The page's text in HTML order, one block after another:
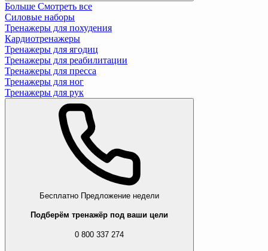
Больше Смотреть все
Силовые наборы
Тренажеры для похудения
Кардиотренажеры
Тренажеры для ягодиц
Тренажеры для реабилитации
Тренажеры для пресса
Тренажеры для ног
Тренажеры для рук
Бесплатно Предложение недели
Подберём тренажёр под ваши цели
0 800 337 274